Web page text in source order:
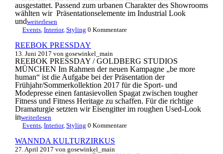
ausgestattet. Passend zum urbanen Charakter des Showrooms
wählten wir Präsentationselemente im Industrial Look
undweiterlesen
Events, Interior, Styling 0 Kommentare
REEBOK PRESSDAY
13. Juni 2017 von gosewinkel_main
REEBOK PRESSDAY / GOLDBERG STUDIOS
MÜNCHEN Im Rahmen der neuen Kampagne „be more
human“ ist die Aufgabe bei der Präsentation der
Frühjahr/Sommerkollektion 2017 für die Sport- und
Modepresse einen fantasievollen Spagat zwischen tougher
Fitness und Fitness Heritage zu schaffen. Für die richtige
Dramaturgie setzten wir Eisengitter im roughen Used-Look
inweiterlesen
Events, Interior, Styling 0 Kommentare
WANNDA KULTURZIRKUS
27. April 2017 von gosewinkel_main